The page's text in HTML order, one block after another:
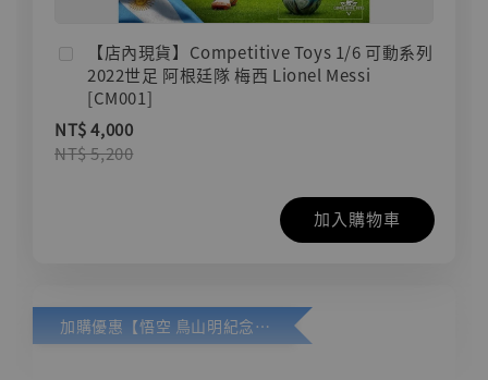
【店內現貨】Competitive Toys 1/6 可動系列
2022世足 阿根廷隊 梅西 Lionel Messi
[CM001]
NT$ 4,000
NT$ 5,200
加入購物車
加購優惠【悟空 鳥山明紀念款 [奇蹟工作室]】